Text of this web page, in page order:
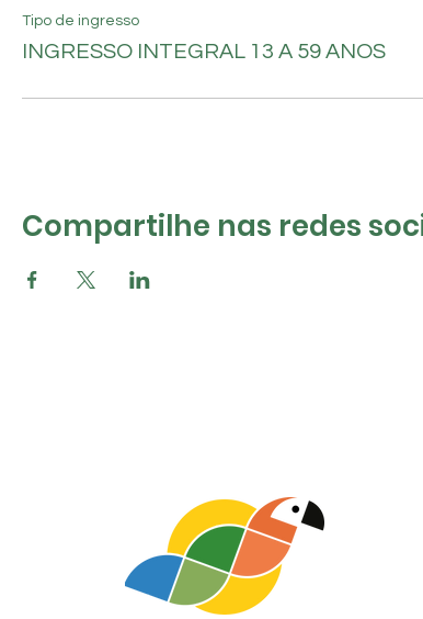
Tipo de ingresso
INGRESSO INTEGRAL 13 A 59 ANOS
Compartilhe nas redes